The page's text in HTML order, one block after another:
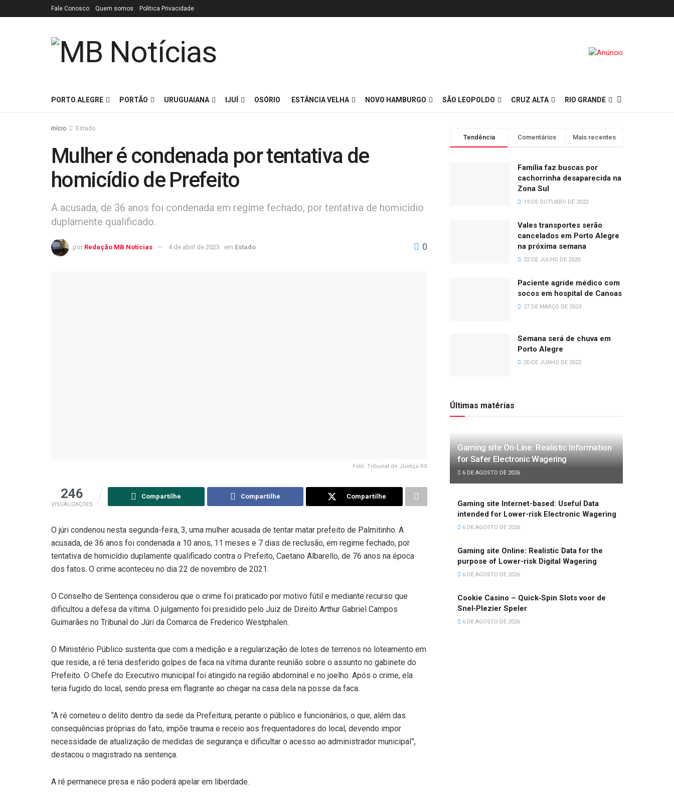
Fale Conosco Quem somos Politica Privacidade
PORTO ALEGRE PORTÃO URUGUAIANA IJUÍ OSÓRIO ESTÂNCIA VELHA NOVO HAMBURGO SÃO LEOPOLDO CRUZ ALTA RIO GRANDE
Início Estado
Mulher é condenada por tentativa de
homicídio de Prefeito
A acusada, de 36 anos foi condenada em regime fechado, por tentativa de homicídio
duplamente qualificado.
por Redação MB Notícias 4 de abril de 2023 em Estado 0
Foto: Tribunal de Justiça RS
246
VISUALIZAÇÕES
Compartilhe Compartilhe Compartilhe
O júri condenou nesta segunda-feira, 3, uma mulher acusada de tentar matar prefeito de Palmitinho. A
acusada, de 36 anos foi condenada a 10 anos, 11 meses e 7 dias de reclusão, em regime fechado, por
tentativa de homicídio duplamente qualificado contra o Prefeito, Caetano Albarello, de 76 anos na época
dos fatos. O crime aconteceu no dia 22 de novembro de 2021.
O Conselho de Sentença considerou que o crime foi praticado por motivo fútil e mediante recurso que
dificultou a defesa da vítima. O julgamento foi presidido pelo Juiz de Direito Arthur Gabriel Campos
Guimarães no Tribunal do Júri da Comarca de Frederico Westphalen.
O Ministério Público sustenta que com a medição e a regularização de lotes de terrenos no loteamento em
que reside, a ré teria desferido golpes de faca na vítima durante reunião sobre o assunto no gabinete do
Prefeito. O Chefe do Executivo municipal foi atingido na região abdominal e no joelho. Após o crime, ela
teria fugido do local, sendo presa em flagrante ao chegar na casa dela na posse da faca.
“A ré cometeu o delito dentro da sede da Prefeitura, perante o público e funcionários, o que, além das
consequências próprias do fato, impõe trauma e receio aos frequentadores do local, devendo impor
necessidade de atualização de medidas de segurança e dificultar o acesso ao administrador municipal”,
destacou o magistrado na sentença.
A ré permanece presa e não poderá apelar em liberdade.
Tendência Comentários Mais recentes
Família faz buscas por
cachorrinha desaparecida na
Zona Sul
19 DE OUTUBRO DE 2022
Vales transportes serão
cancelados em Porto Alegre
na próxima semana
22 DE JULHO DE 2020
Paciente agride médico com
socos em hospital de Canoas
27 DE MARÇO DE 2023
Semana será de chuva em
Porto Alegre
20 DE JUNHO DE 2022
Últimas matérias
Gaming site On-Line: Realistic Information
for Safer Electronic Wagering
6 DE AGOSTO DE 2026
Gaming site Internet-based: Useful Data
intended for Lower-risk Electronic Wagering
6 DE AGOSTO DE 2026
Gaming site Online: Realistic Data for the
purpose of Lower-risk Digital Wagering
6 DE AGOSTO DE 2026
Cookie Casino – Quick‑Spin Slots voor de
Snel‑Plezier Speler
6 DE AGOSTO DE 2026